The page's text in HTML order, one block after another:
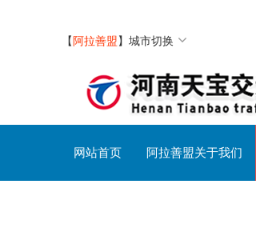
【阿拉善盟】 城市切换
网站首页 阿拉善盟关于我们